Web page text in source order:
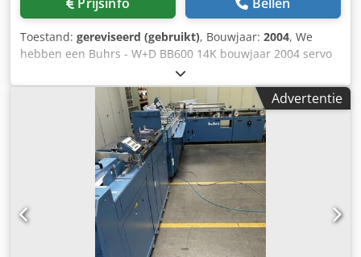
Toestand: gereviseerd (gebruikt), Bouwjaar: 2004, We
hebben een Buhrs - W+D BB600 14K bouwjaar 2004 servo
inserter beschikbaar. De machine is in zeer goede staat en
alle onderdelen die vervangen moeten worden, worden
door ons nieuw gemonteerd. Deze BB600 is nu uitgerust
met 5 rotatie feeders maar dat kunnen we veranderen!
Andere feeders en camera's optioneel mogelijk! Bouwjaar:
2004 Configuratie: - 6 stations basis - 5x RF2 roterende
invoer - opvangbak - transportband Djdpfoq Ec Efsx Amtskr
Wil je deze machine zien? Geen probleem, kom gerust een
kijkje nemen!
Advertentie